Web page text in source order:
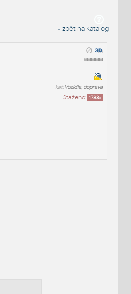
« zpět na Katalog
kat: Vozidla, doprava
Staženo: 1783x